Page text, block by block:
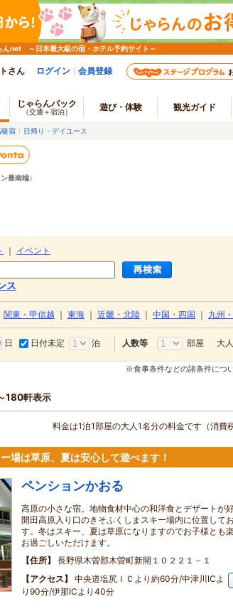
んnet ～日本最大級の宿・ホテル予約サイト～
さん ログイン 会員登録
じゃらんパック
（交通＋宿泊） 遊び・体験 観光ガイド
級宿 日帰り・デイユース
最南端）
イベント
ス
関東・甲信越 東海 近畿・北陸 中国・四国 九州
日 日付未定 泊 人数等 部屋 大人
※食事条件などの諸条件につ
180軒表示
料金は1泊1部屋の大人1名分の料金です（消費
場は草原、夏は安心して遊べます！
ペンションかおる
高原の小さな宿。地物食材中心の和洋食とデザートが好
開田高原入り口のきそふくしまスキー場内に位置して
す。冬はスキー、夏は草原になりますのでお子様とも
お過ごしいただけます。
住所
長野県木曽郡木曽町新開１０２２１－１
アクセス
中央道塩尻ＩＣより約60分/中津川ICよ
り90分/伊那ICより40分